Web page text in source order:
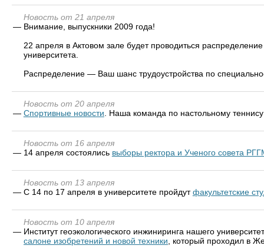
Новость от 21 апреля
— Внимание, выпускники 2009 года!
22 апреля в Актовом зале будет проводиться
университета.
Распределение — Ваш шанс трудоустройства по
Новость от 20 апреля
— Спортивные новости . Наша команда по настольному
Новость от 16 апреля
— 14 апреля состоялись выборы ректора и Ученого совета
Новость от 13 апреля
— С 14 по 17 апреля в университете пройдутфакультетские
Новость от 10 апреля
— Институт геоэкологического инжиниринга нашего
салоне изобретений и новой техники , который проходил в